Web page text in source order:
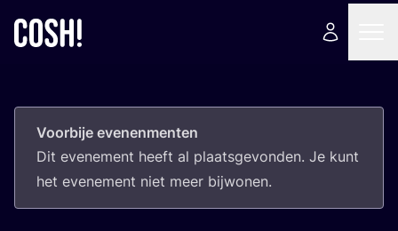
Voorbije evenenmenten
Dit eve­ne­ment heeft al plaats­ge­von­den. Je kunt
het eve­ne­ment niet meer bijwonen.